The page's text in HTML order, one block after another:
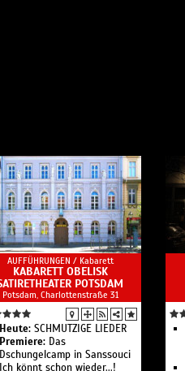
AUFFÜHRUNGEN / Kabarett
KABARETT OBELISK
POTSDAM
Potsdam, Charlottenstraße 31
Heute: SCHMUTZIGE LIEDER
Premiere: Das
Dschungelcamp in Sanssouci
Ich könnt schon wieder...!